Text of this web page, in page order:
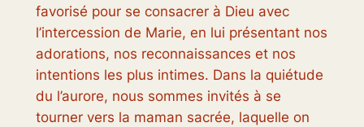
favorisé pour se consacrer à Dieu avec
l’intercession de Marie, en lui présentant nos
adorations, nos reconnaissances et nos
intentions les plus intimes. Dans la quiétude
du l’aurore, nous sommes invités à se
tourner vers la maman sacrée, laquelle on